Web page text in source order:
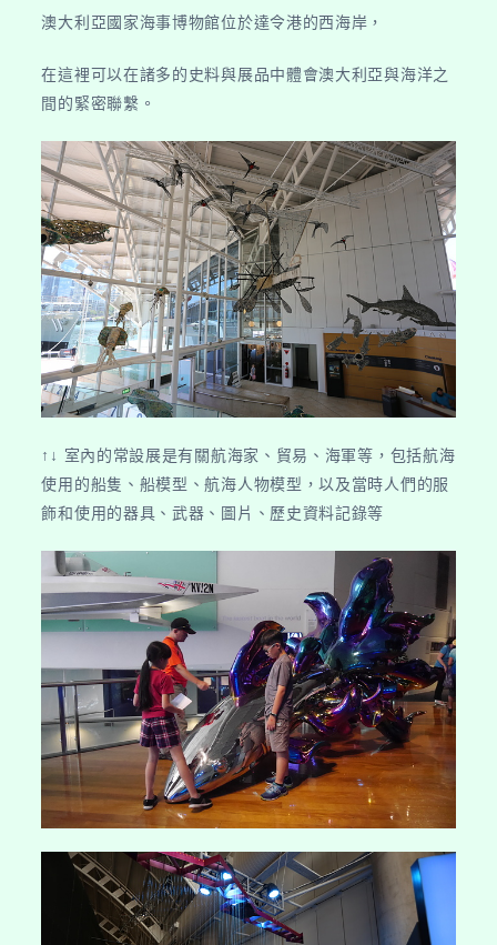
國
海
博
物
館】〉
中
澳大利亞國家海事博物館位於達令港的西海岸，
在這裡可以在諸多的史料與展品中體會澳大利亞與海洋之
間的緊密聯繫。
↑↓ 室內的常設展是有關航海家、貿易、海軍等，包括航海
使用的船隻、船模型、航海人物模型，以及當時人們的服
飾和使用的器具、武器、圖片、歷史資料記錄等